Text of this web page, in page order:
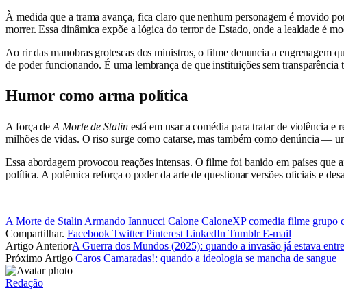
À medida que a trama avança, fica claro que nenhum personagem é movido
morrer. Essa dinâmica expõe a lógica do terror de Estado, onde a lealdade é
Ao rir das manobras grotescas dos ministros, o filme denuncia a engrenagem
de poder funcionando. É uma lembrança de que instituições sem
Humor como arma política
A força deA Morte de Stalinestá em usar a comédia para tratar de violência e
milhões de vidas. O riso surge como catarse, mas também como denúncia —
Essa abordagem provocou reações intensas. O filme foi banido em países
política. A polêmica reforça o poder da arte de questionar versões oficiais e
A Morte de Stalin Armando Iannucci Calone CaloneXP comedia filme grupo
Compartilhar. Facebook Twitter Pinterest LinkedIn Tumblr E-mail
Artigo AnteriorA Guerra dos Mundos (2025): quando a invasão já estava
Próximo Artigo Caros Camaradas!: quando a ideologia se mancha de sangue
Redação